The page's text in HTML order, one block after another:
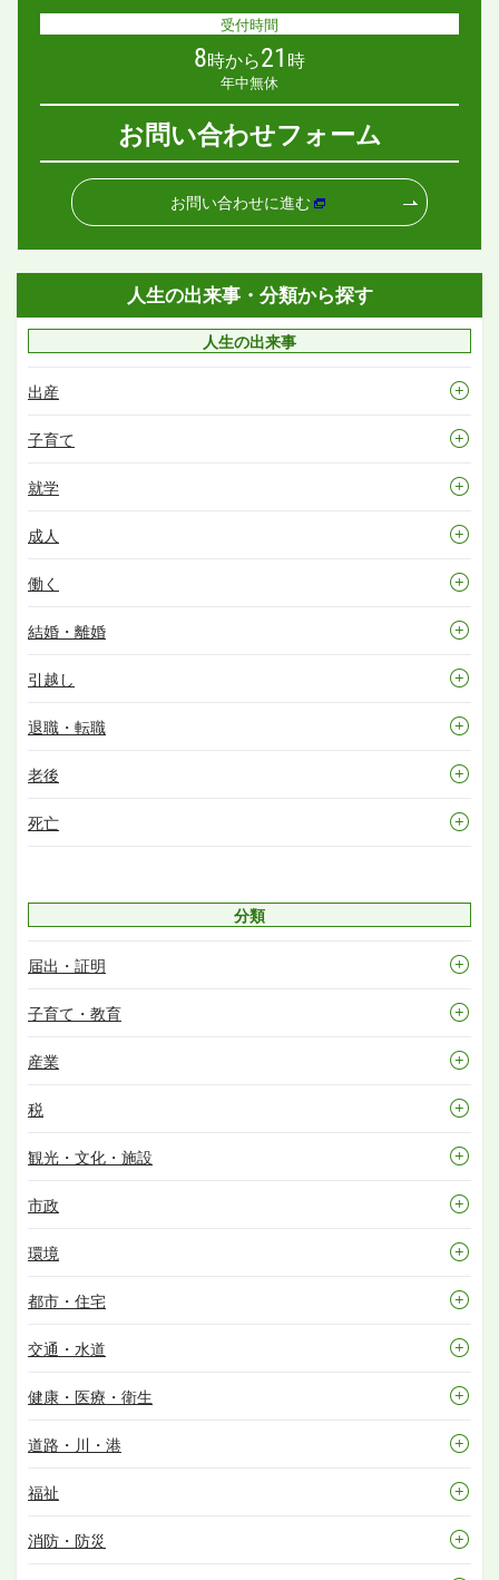
受付時間
8時から21 時
年中無休
お問い合わせフォーム
お問い合わせに進む
人生の出来事・分類から探す
人生の出来事
出産
子育て
就学
成人
働く
結婚・離婚
引越し
退職・転職
老後
死亡
分類
届出・証明
子育て・教育
産業
税
観光・文化・施設
市政
環境
都市・住宅
交通・水道
健康・医療・衛生
道路・川・港
福祉
消防・防災